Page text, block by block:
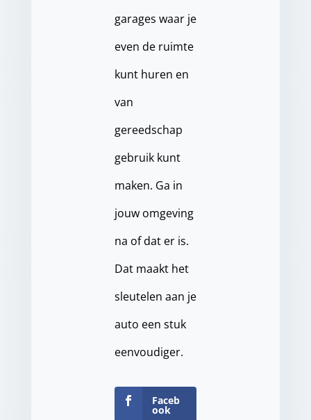
garages waar je
even de ruimte
kunt huren en
van
gereedschap
gebruik kunt
maken. Ga in
jouw omgeving
na of dat er is.
Dat maakt het
sleutelen aan je
auto een stuk
eenvoudiger.
Faceb
ook